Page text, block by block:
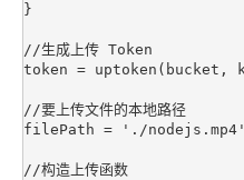
}
//生成上传 Token
token = uptoken(bucket,
//要上传文件的本地路径
filePath = './nodejs.mp4'
//构造上传函数